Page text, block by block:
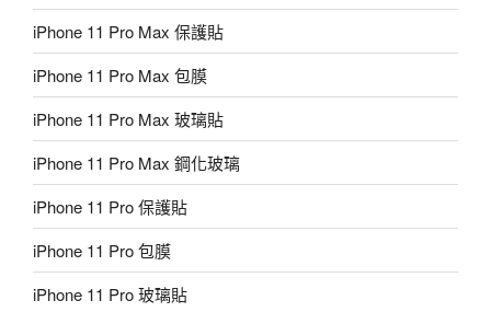
iPhone 11 Pro Max 保護貼
iPhone 11 Pro Max 包膜
iPhone 11 Pro Max 玻璃貼
iPhone 11 Pro Max 鋼化玻璃
iPhone 11 Pro 保護貼
iPhone 11 Pro 包膜
iPhone 11 Pro 玻璃貼